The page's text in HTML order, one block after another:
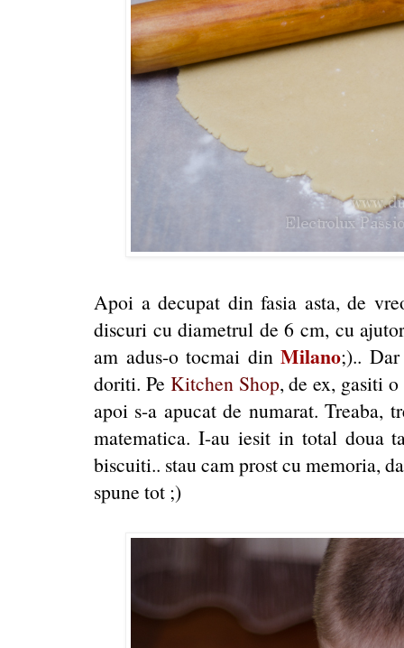
Apoi a decupat din fasia asta, de
discuri cu diametrul de 6 cm, cu
am adus-o tocmai dinMilano;)..
doriti. Pe Kitchen Shop, de ex, gasiti
apoi s-a apucat de numarat. Treaba,
matematica. I-au iesit in total doua
biscuiti.. stau cam prost cu memoria,
spune tot ;)